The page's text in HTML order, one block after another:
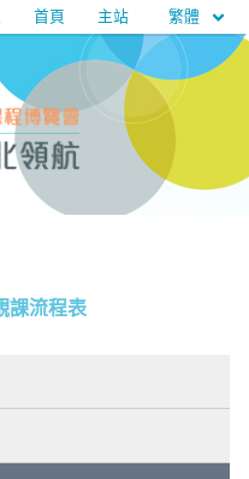
首頁 主站 繁體
課流程表